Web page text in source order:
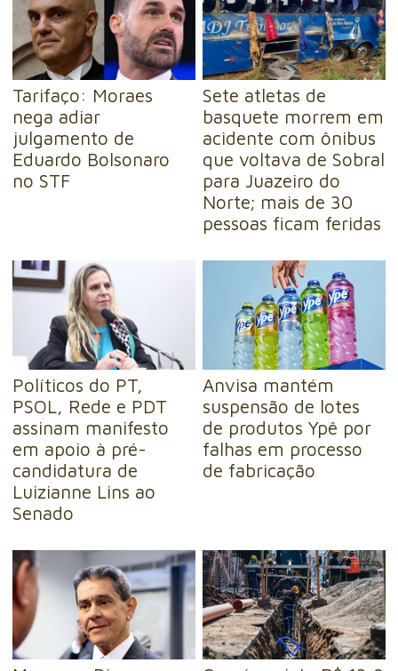
Tarifaço: Moraes
nega adiar
julgamento de
Eduardo Bolsonaro
no STF
Sete atletas de
basquete morrem em
acidente com ônibus
que voltava de Sobral
para Juazeiro do
Norte; mais de 30
pessoas ficam feridas
Políticos do PT,
PSOL, Rede e PDT
assinam manifesto
em apoio à pré-
candidatura de
Luizianne Lins ao
Senado
Anvisa mantém
suspensão de lotes
de produtos Ypê por
falhas em processo
de fabricação